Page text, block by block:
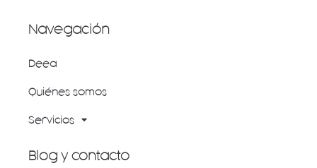
Navegación
Deea
Quiénes somos
Servicios
Blog y contacto